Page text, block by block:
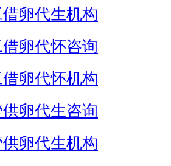
借卵代生机构
借卵代怀咨询
借卵代怀机构
卵代生咨询
卵代生机构